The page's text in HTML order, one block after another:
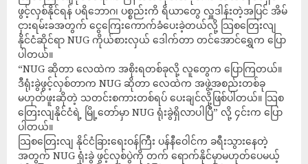
ဖွင့်လှစ်နိုင်ရန် ပရိဘောဂ၊ ပစ္စည်းကိ ရိယာတွေ လှူဒါန်းတဲ့အပြင် အိမ်
ငှားရမ်းခအတွက် ငွေကြေးကောက်ခံပေးခဲ့တယ်လို့ သြစတြေးလျ
နိုင်ငံဆိုင်ရာ NUG ကိုယ်စားလှယ် ဒေါက်တာ တင်အောင်ရွှေက ပြော
ပါတယ်။
“NUG ဆိုတာ လေထဲက အစိုးရတစ်ခုလို့ လူတွေက ပြောကြတယ်။
ဒီရုံးခွဲဖွင့်လှစ်တာက NUG ဆိုတာ လေထဲက အဖွဲ့အစည်းတစ်ခု
မဟုတ်ဖူးဆိုတဲ့ သတင်းစကားတစ်ရပ် ပေးချင်လို့ဖြစ်ပါတယ်။ သြစ
တြေးလျနိုင်ငံရဲ့ မြို့တော်မှာ NUG ရုံးခွဲရှိလာပါပြီ” လို့ ၄င်းက ပြော
ပါတယ်။
သြစတြေးလျ နိုင်ငံခြားရေးဝန်ကြီး ပန်နီဝေါင်က ခရီးသွားနေတဲ့
အတွက် NUG ရုံးခွဲ ဖွင့်လှစ်ပွဲကို တက် ရောက်နိုင်မှာမဟုတ်ပေမယ့်